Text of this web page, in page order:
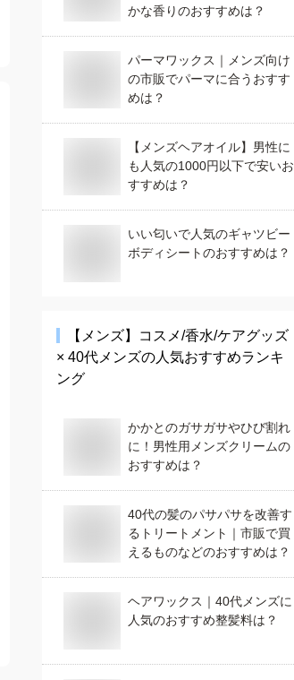
かな香りのおすすめは？
パーマワックス｜メンズ向け
の市販でパーマに合うおすす
めは？
【メンズヘアオイル】男性に
も人気の1000円以下で安いお
すすめは？
いい匂いで人気のギャツビー
ボディシートのおすすめは？
【メンズ】
コスメ/香水/ケアグッズ
× 40代メンズの人気おすすめランキ
ング
かかとのガサガサやひび割れ
に！男性用メンズクリームの
おすすめは？
40代の髪のパサパサを改善す
るトリートメント｜市販で買
えるものなどのおすすめは？
ヘアワックス｜40代メンズに
人気のおすすめ整髪料は？